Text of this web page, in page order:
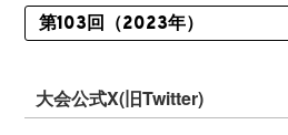
大会公式X(旧Twitter)